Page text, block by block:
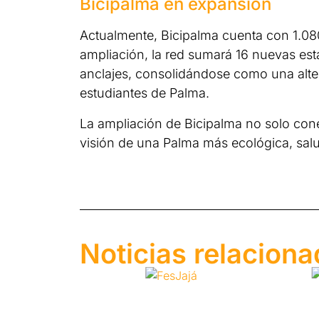
Actualmente, Bicipalma cuenta con
ampliación, la red sumará 16 nuevas
anclajes, consolidándose como una
estudiantes de Palma.
La ampliación de Bicipalma no solo
visión de una Palma más ecológica,
Noticias